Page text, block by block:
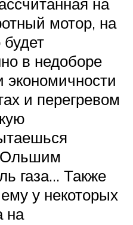
мотор, на
в недоборе
экономичности
и перегревом
газа… Также
у некоторых
на